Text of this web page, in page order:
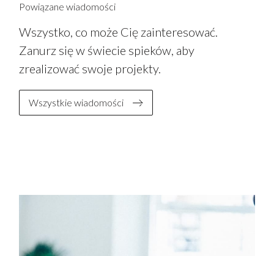
Powiązane wiadomości
Wszystko, co może Cię zainteresować.
Zanurz się w świecie spieków, aby
zrealizować swoje projekty.
Wszystkie wiadomości